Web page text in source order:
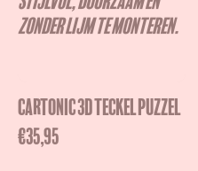
Cartonic 3D Teckel Puzzel
€35,95